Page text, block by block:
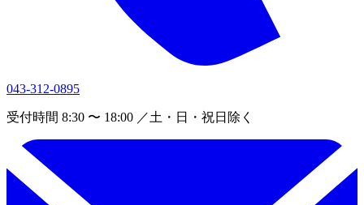
043-312-0895
受付時間 8:30 〜 18:00 ／土・日・祝日除く